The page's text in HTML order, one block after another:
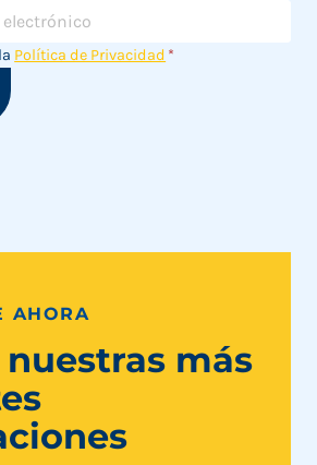
Política de Privacidad *
AHORA
nuestras más